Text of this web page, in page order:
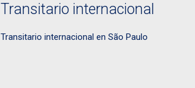
Transitario internacional
Transitario internacional en São Paulo